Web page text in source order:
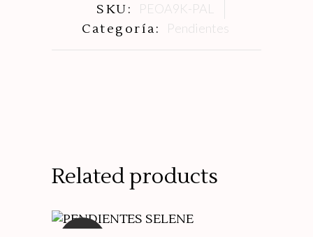
SKU: PEOA9K-PAL
Categoría: Pendientes
Related products